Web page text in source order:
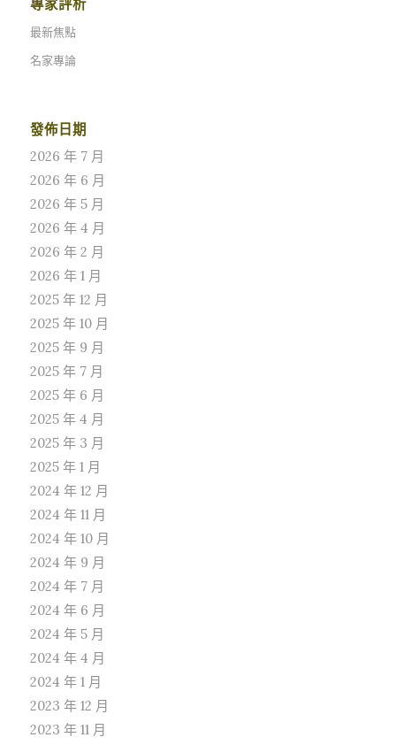
法」、「選罷法」、「財政收支劃分法」、「中央政府總預算
案」等，連續五個法案行政院接連覆議失敗，形成以前沒有發
生過的行政立法衝突；目前政府總預算經費刪減6.6％，經費
是問題，如果再度提名將會是實務界為主，名額可以修改不應
是問題，放棄沒有必要抗爭的問題，集中可以處理的問題，每
個事情都抗爭、對立，導致到處抗爭可能一事無成，立法院空
轉對委員自己也有影響。政治僵局是顯著的，以前阿扁總統也
是分裂政府，同樣是少數政府、「朝小野大」，但沒有現在這
樣的激烈對立；現在與阿扁時代的政府，兩者值得進一步比較
分析研究。 民主體制就是憲政民主，如果憲政問題沒有解
決，民主危機甚至會停頓、崩潰（breakdown）；依照政治
理論，分裂政府（divided…
專家評析
最新焦點
名家專論
發佈日期
2026 年 7 月
2026 年 6 月
2026 年 5 月
2026 年 4 月
2026 年 2 月
2026 年 1 月
2025 年 12 月
2025 年 10 月
2025 年 9 月
2025 年 7 月
2025 年 6 月
2025 年 4 月
2025 年 3 月
2025 年 1 月
2024 年 12 月
2024 年 11 月
2024 年 10 月
2024 年 9 月
2024 年 7 月
2024 年 6 月
2024 年 5 月
2024 年 4 月
2024 年 1 月
2023 年 12 月
2023 年 11 月